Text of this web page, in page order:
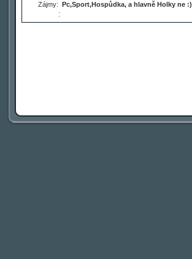
Zájmy: Pc,Sport,Hospůdka, a hlavně Holky ne :)
: